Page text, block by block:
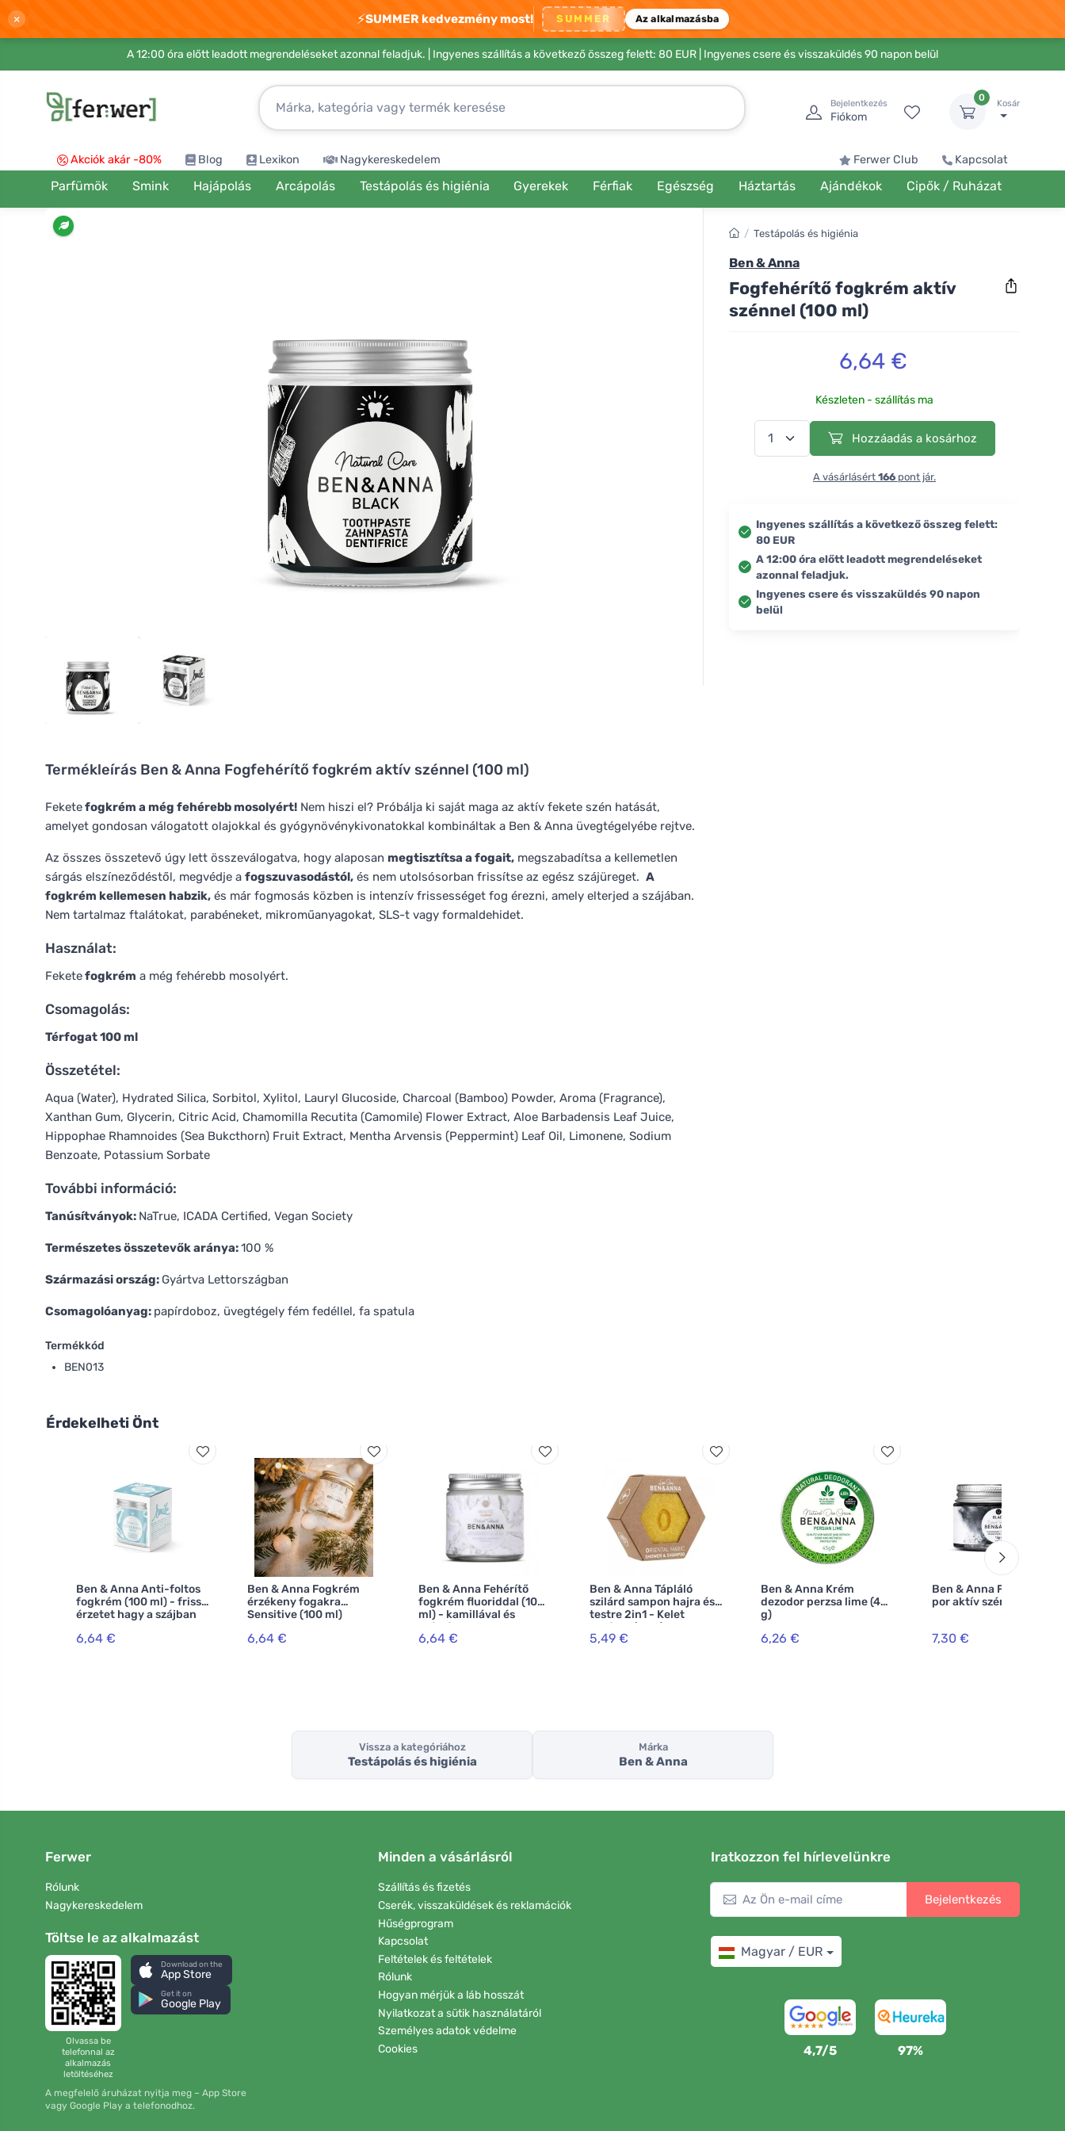
× ⚡SUMMER kedvezmény most! SUMMER Az alkalmazásba
A 12:00 óra előtt leadott megrendeléseket azonnal feladjuk. | Ingyenes szállítás a következő összeg felett: 80 EUR | Ingyenes csere és visszaküldés 90 napon belül
Bejelentkezés
Fiókom
0
Kosár
Akciók akár -80% Blog Lexikon Nagykereskedelem Ferwer Club Kapcsolat
Parfümök Smink Hajápolás Arcápolás Testápolás és higiénia Gyerekek Férfiak Egészség Háztartás Ajándékok Cipők / Ruházat
Termékleírás Ben & Anna Fogfehérítő fogkrém aktív szénnel (100 ml)
Feketefogkrém a még fehérebb mosolyért! Nem hiszi el? Próbálja ki saját maga az aktív fekete szén hatását,
amelyet gondosan válogatott olajokkal és gyógynövénykivonatokkal kombináltak a Ben & Anna üvegtégelyébe rejtve.
Az összes összetevő úgy lett összeválogatva, hogy alaposan megtisztítsa a fogait, megszabadítsa a kellemetlen
sárgás elszíneződéstől, megvédje a fogszuvasodástól, és nem utolsósorban frissítse az egész szájüreget. A
fogkrém kellemesen habzik, és már fogmosás közben is intenzív frissességet fog érezni, amely elterjed a szájában.
Nem tartalmaz ftalátokat, parabéneket, mikroműanyagokat, SLS-t vagy formaldehidet.
Használat:
Feketefogkrém a még fehérebb mosolyért.
Csomagolás:
Térfogat 100 ml
Összetétel:
Aqua (Water), Hydrated Silica, Sorbitol, Xylitol, Lauryl Glucoside, Charcoal (Bamboo) Powder, Aroma (Fragrance),
Xanthan Gum, Glycerin, Citric Acid, Chamomilla Recutita (Camomile) Flower Extract, Aloe Barbadensis Leaf Juice,
Hippophae Rhamnoides (Sea Bukcthorn) Fruit Extract, Mentha Arvensis (Peppermint) Leaf Oil, Limonene, Sodium
Benzoate, Potassium Sorbate
További információ:
Tanúsítványok: NaTrue, ICADA Certified, Vegan Society
Természetes összetevők aránya:100 %
Származási ország: Gyártva Lettországban
Csomagolóanyag: papírdoboz, üvegtégely fém fedéllel, fa spatula
Termékkód
BEN013
/ Testápolás és higiénia
Ben & Anna
Fogfehérítő fogkrém aktív
szénnel (100 ml)
6,64 €
Készleten - szállítás ma
Hozzáadás a kosárhoz
A vásárlásért 166 pont jár.
Ingyenes szállítás a következő összeg felett:
80 EUR
A 12:00 óra előtt leadott megrendeléseket
azonnal feladjuk.
Ingyenes csere és visszaküldés 90 napon
belül
Érdekelheti Önt
Ben & Anna Anti-foltos
fogkrém (100 ml) - friss
érzetet hagy a szájban
6,64 €
Ben & Anna Fogkrém
érzékeny fogakra
Sensitive (100 ml)
6,64 €
Ben & Anna Fehérítő
fogkrém fluoriddal (100
ml) - kamillával és
zsályával
6,64 €
Ben & Anna Tápláló
szilárd sampon hajra és
testre 2in1 - Kelet
varázsa (60 g)
5,49 €
Ben & Anna Krém
dezodor perzsa lime (45
g)
6,26 €
Ben & Anna Fogfehérítő
por aktív szénnel (15 g)
7,30 €
Vissza a kategóriához
Testápolás és higiénia
Márka
Ben & Anna
Ferwer
Rólunk
Nagykereskedelem
Töltse le az alkalmazást
Olvassa be
telefonnal az
alkalmazás
letöltéséhez
Download on the
App Store
Get it on
Google Play
A megfelelő áruházat nyitja meg – App Store
vagy Google Play a telefonodhoz.
Minden a vásárlásról
Szállítás és fizetés
Cserék, visszaküldések és reklamációk
Hűségprogram
Kapcsolat
Feltételek és feltételek
Rólunk
Hogyan mérjük a láb hosszát
Nyilatkozat a sütik használatáról
Személyes adatok védelme
Cookies
Iratkozzon fel hírlevelünkre
Bejelentkezés
Magyar / EUR
4,7/5 97%